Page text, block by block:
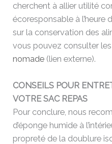
cherchent à allier utilité
écoresponsable à l’heure
sur la conservation des
vous pouvez consulter les
nomade (lien externe).
CONSEILS POUR
VOTRE SAC REPAS
Pour conclure, nous
d’éponge humide à
propreté de la doublure